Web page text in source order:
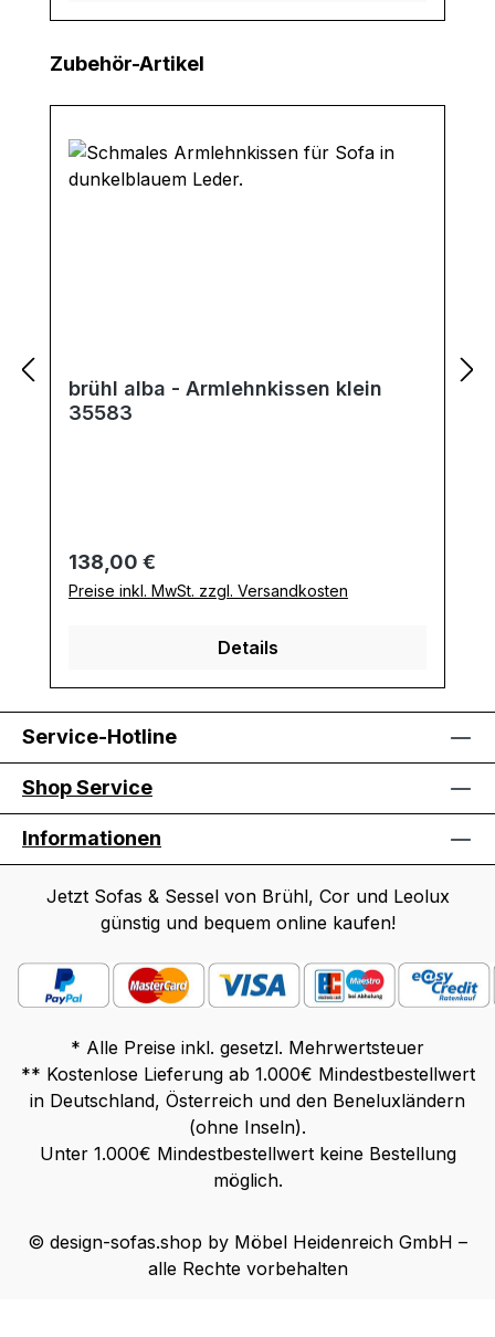
Produktgalerie überspringen
Zubehör-Artikel
brühl alba - Armlehnkissen klein
35583
Regulärer Preis:
138,00 €
Preise inkl. MwSt. zzgl. Versandkosten
Details
Service-Hotline
Shop Service
Informationen
Jetzt Sofas & Sessel von Brühl, Cor und Leolux
günstig und bequem online kaufen!
* Alle Preise inkl. gesetzl. Mehrwertsteuer
** Kostenlose Lieferung ab 1.000€ Mindestbestellwert
in Deutschland, Österreich und den Beneluxländern
(ohne Inseln).
Unter 1.000€ Mindestbestellwert keine Bestellung
möglich.
© design-sofas.shop by Möbel Heidenreich GmbH –
alle Rechte vorbehalten